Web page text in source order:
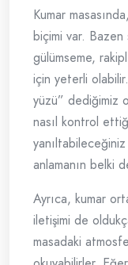
Kumar
biçimi var.
gülümseme,
için yeterli
yüzü” dediğimiz
nasıl kontrol
anlamanın belki
Ayrıca, kumar
iletişimi de
masadaki